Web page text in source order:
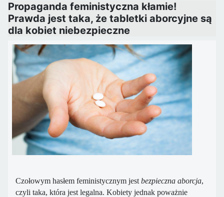
Propaganda feministyczna kłamie!
Prawda jest taka, że ​​tabletki aborcyjne są
dla kobiet niebezpieczne
Czołowym hasłem feministycznym jestbezpieczna aborcja,
czyli taka, która jest legalna. Kobiety jednak poważnie